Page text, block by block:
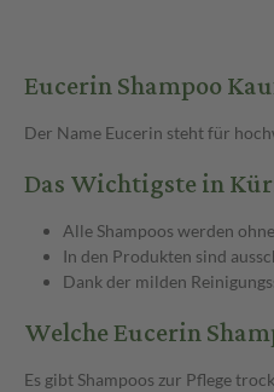
Eucerin Shampoo
Der Name Eucerin steht für
Das Wichtigste in
Alle Shampoos werden
In den Produkten sind
Dank der milden
Welche Eucerin
Es gibt Shampoos zur Pflege